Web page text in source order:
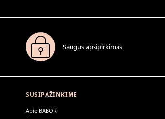
Saugus apsipirkimas
SUSIPAŽINKIME
Apie BABOR